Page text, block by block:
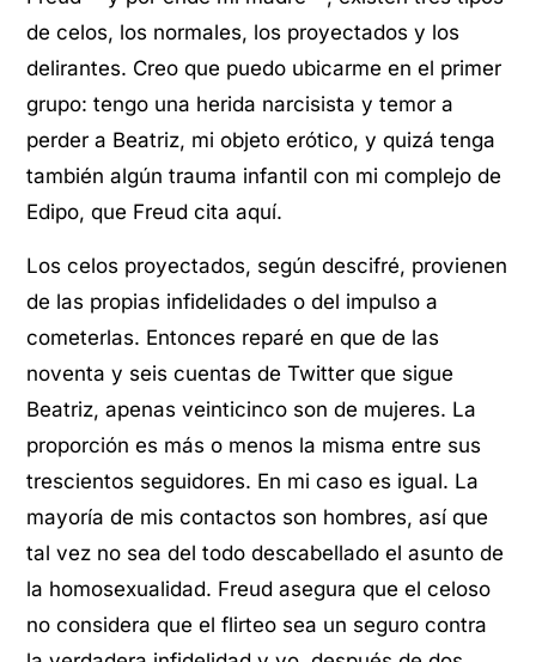
de celos, los normales, los proyectados y los
delirantes. Creo que puedo ubicarme en el primer
grupo: tengo una herida narcisista y temor a
perder a Beatriz, mi objeto erótico, y quizá tenga
también algún trauma infantil con mi complejo de
Edipo, que Freud cita aquí.
Los celos proyectados, según descifré, provienen
de las propias infidelidades o del impulso a
cometerlas. Entonces reparé en que de las
noventa y seis cuentas de Twitter que sigue
Beatriz, apenas veinticinco son de mujeres. La
proporción es más o menos la misma entre sus
trescientos seguidores. En mi caso es igual. La
mayoría de mis contactos son hombres, así que
tal vez no sea del todo descabellado el asunto de
la homosexualidad. Freud asegura que el celoso
no considera que el flirteo sea un seguro contra